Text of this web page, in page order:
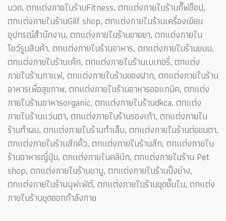
นวด, ตกแต่งภายในร้านFitness, ตกแต่งภายในร้านกิ๊ฟช็อป,
ตกแต่งภายในร้านGilf shop, ตกแต่งภายในร้านเครื่องเขียน
อุปกรณ์สำนักงาน, ตกแต่งภายในร้านขายยา, ตกแต่งภายใน
โชว์รูมสินค้า, ตกแต่งภายในร้านอาหาร, ตกแต่งภายในร้านขนม,
ตกแต่งภายในร้านเค้ก, ตกแต่งภายในร้านเบเกอรี่, ตกแต่ง
ภายในร้านกาแฟ, ตกแต่งภายในร้านของฝาก, ตกแต่งภายในร้าน
อาหารเพื่อสุขภาพ, ตกแต่งภายในร้านอาหารออแกนิค, ตกแต่ง
ภายในร้านอาหารorganic, ตกแต่งภายในร้านdkca, ตกแต่ง
ภายในร้านแว่นตา, ตกแต่งภายในร้านรองเท้า, ตกแต่งภายใน
ร้านทำผม, ตกแต่งภายในร้านทำเล็บ, ตกแต่งภายในร้านต่อขนตา,
ตกแต่งภายในร้านสักคิ้ว, ตกแต่งภายในร้านสัก, ตกแต่งภายใน
ร้านอาหารญี่ปุ่น, ตกแต่งภายในคลินิก, ตกแต่งภายในร้าน Pet
shop, ตกแต่งภายในร้านชาบู, ตกแต่งภายในร้านปิ้งย่าง,
ตกแต่งภายในร้านบุฟเฟ่ต์, ตกแต่งภายในร้านชุดชั้นใน, ตกแต่ง
ภายในร้านชุดออกกำลังกาย